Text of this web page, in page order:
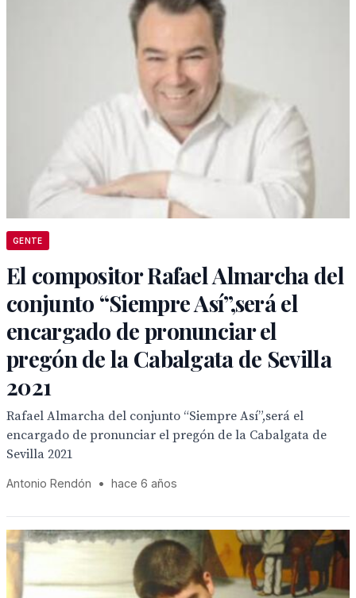
GENTE
El compositor Rafael Almarcha del
conjunto “Siempre Así”,será el
encargado de pronunciar el
pregón de la Cabalgata de Sevilla
2021
Rafael Almarcha del conjunto “Siempre Así”,será el
encargado de pronunciar el pregón de la Cabalgata de
Sevilla 2021
Antonio Rendón • hace 6 años